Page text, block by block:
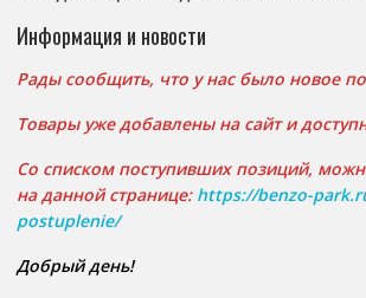
Информация и новости
Рады сообщить, что у нас было новое
Товары уже добавлены на сайт и
Со списком поступивших позиций,
на данной странице: https://benzo-
postuplenie/
Добрый день!